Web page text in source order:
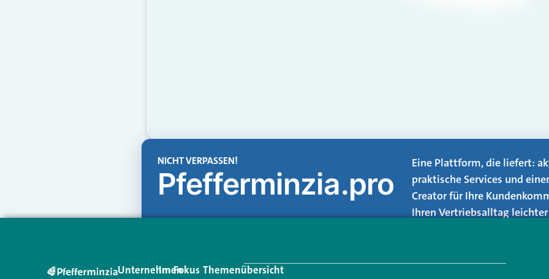
NICHT VERPASSEN!
Pfefferminzia.pro
Eine Plattform, die liefert:
praktische Services und
Creator für Ihre
Ihren Vertriebsalltag
Unternehmen
Im Fokus Themenübersicht